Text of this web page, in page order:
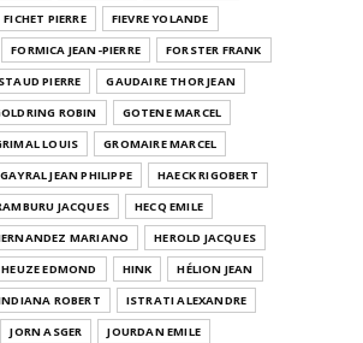
FICHET PIERRE
FIEVRE YOLANDE
FORMICA JEAN-PIERRE
FORSTER FRANK
PIERRE
GAUDAIRE THOR JEAN
ROBIN
GOTENE MARCEL
LOUIS
GROMAIRE MARCEL
GAYRAL JEAN PHILIPPE
HAECK RIGOBERT
JACQUES
HECQ EMILE
MARIANO
HEROLD JACQUES
HEUZE EDMOND HINK
HÉLION JEAN
ROBERT
ISTRATI ALEXANDRE
JORN ASGER
JOURDAN EMILE